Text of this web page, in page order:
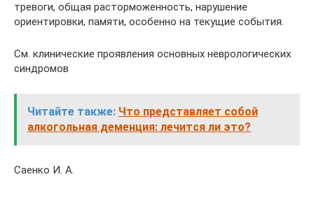
тревоги, общая расторможенность, нарушение
ориентировки, памяти, особенно на текущие события.
См. клинические проявления основных неврологических
синдромов
Читайте также: Что представляет собой
алкогольная деменция: лечится ли это?
Саенко И. А.